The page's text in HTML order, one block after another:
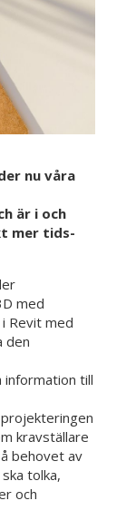
nu våra
är i och
mer tids-
med
Revit med
den
till
kravställare
behovet av
tolka,
och